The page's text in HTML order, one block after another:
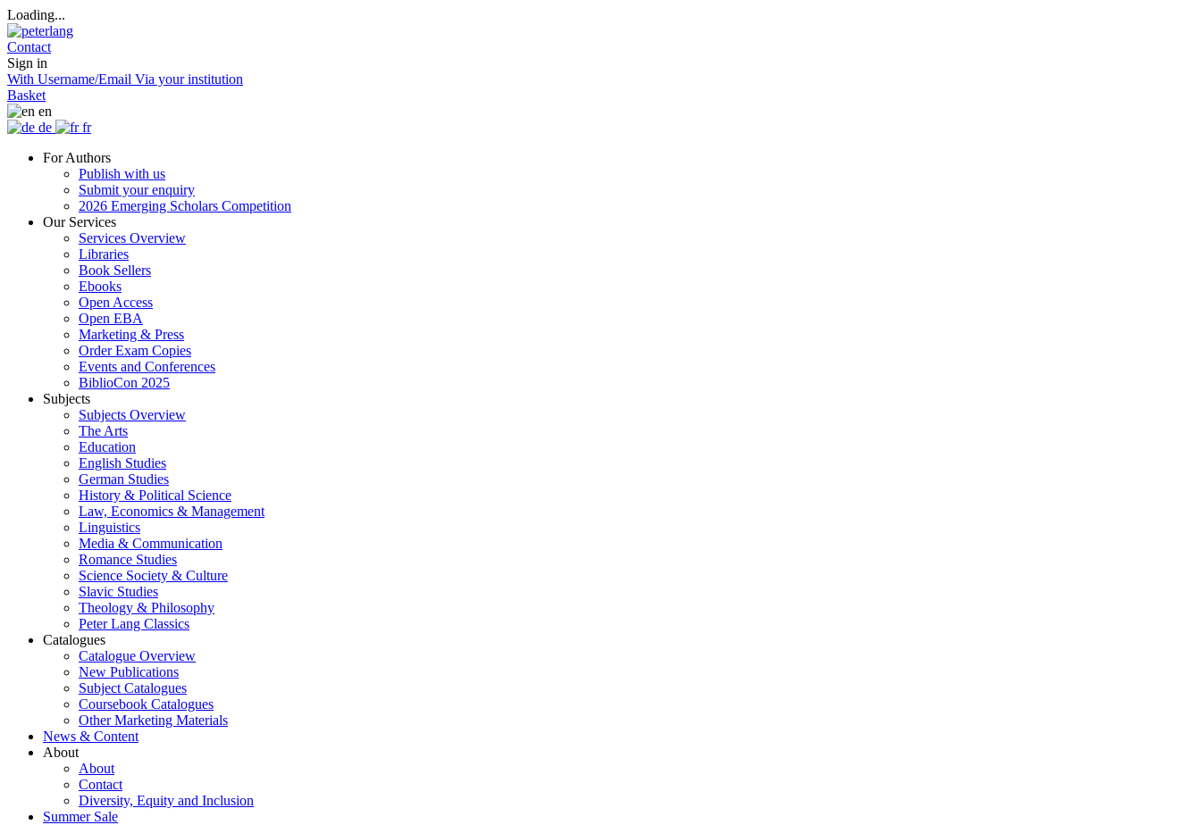
Loading...
Contact
Sign in
With Username/Email Via your institution
Basket
en
de
fr
For Authors
Publish with us
Submit your enquiry
2026 Emerging Scholars Competition
Our Services
Services Overview
Libraries
Book Sellers
Ebooks
Open Access
Open EBA
Marketing & Press
Order Exam Copies
Events and Conferences
BiblioCon 2025
Subjects
Subjects Overview
The Arts
Education
English Studies
German Studies
History & Political Science
Law, Economics & Management
Linguistics
Media & Communication
Romance Studies
Science Society & Culture
Slavic Studies
Theology & Philosophy
Peter Lang Classics
Catalogues
Catalogue Overview
New Publications
Subject Catalogues
Coursebook Catalogues
Other Marketing Materials
News & Content
About
About
Contact
Diversity, Equity and Inclusion
Summer Sale